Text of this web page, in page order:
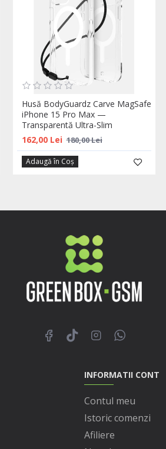
Husă BodyGuardz Carve MagSafe
iPhone 15 Pro Max —
Transparentă Ultra-Slim
162,00 Lei 180,00 Lei
Adaugă în Coş
INFORMATII CONT
Contul meu
Istoric comenzi
Afiliere